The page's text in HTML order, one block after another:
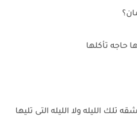
حاجه تأكلها
تلك الليله ولا الليله التى تليها